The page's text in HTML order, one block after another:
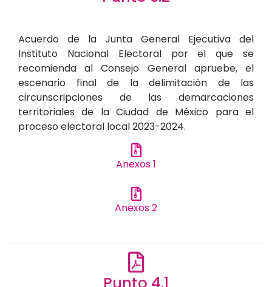
Acuerdo de la Junta General Ejecutiva del
Instituto Nacional Electoral por el que se
recomienda al Consejo General apruebe, el
escenario final de la delimitación de las
circunscripciones de las demarcaciones
territoriales de la Ciudad de México para el
proceso electoral local 2023-2024.
Anexos 1
Anexos 2